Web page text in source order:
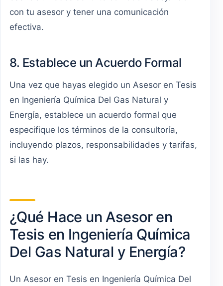
con tu asesor y tener una comunicación
efectiva.
8. Establece un Acuerdo Formal
Una vez que hayas elegido un Asesor en Tesis
en Ingeniería Química Del Gas Natural y
Energía, establece un acuerdo formal que
especifique los términos de la consultoría,
incluyendo plazos, responsabilidades y tarifas,
si las hay.
¿Qué Hace un Asesor en
Tesis en Ingeniería Química
Del Gas Natural y Energía?
Un Asesor en Tesis en Ingeniería Química Del